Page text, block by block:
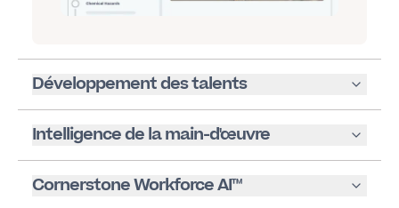
Développement des talents
Intelligence de la main-d'œuvre
Cornerstone Workforce AI™